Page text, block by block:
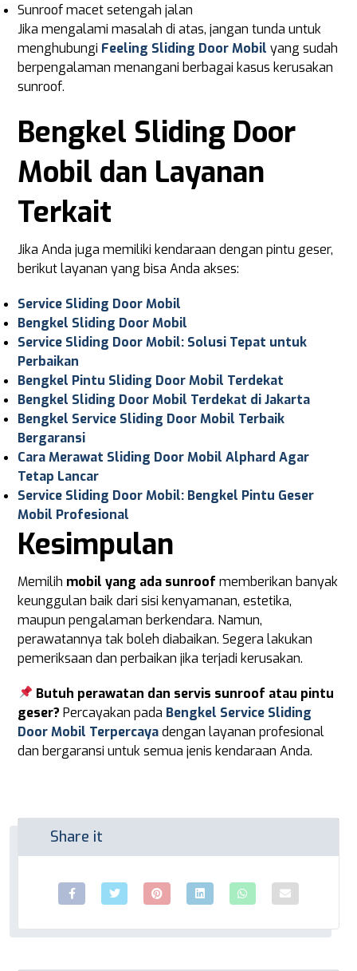
Sunroof macet setengah jalan
Jika mengalami masalah di atas, jangan tunda untuk
menghubungi Feeling Sliding Door Mobil yang sudah
berpengalaman menangani berbagai kasus kerusakan
sunroof.
Bengkel Sliding Door
Mobil dan Layanan
Terkait
Jika Anda juga memiliki kendaraan dengan pintu geser,
berikut layanan yang bisa Anda akses:
Service Sliding Door Mobil
Bengkel Sliding Door Mobil
Service Sliding Door Mobil: Solusi Tepat untuk
Perbaikan
Bengkel Pintu Sliding Door Mobil Terdekat
Bengkel Sliding Door Mobil Terdekat di Jakarta
Bengkel Service Sliding Door Mobil Terbaik
Bergaransi
Cara Merawat Sliding Door Mobil Alphard Agar
Tetap Lancar
Service Sliding Door Mobil: Bengkel Pintu Geser
Mobil Profesional
Kesimpulan
Memilih mobil yang ada sunroof memberikan banyak
keunggulan baik dari sisi kenyamanan, estetika,
maupun pengalaman berkendara. Namun,
perawatannya tak boleh diabaikan. Segera lakukan
pemeriksaan dan perbaikan jika terjadi kerusakan.
Butuh perawatan dan servis sunroof atau pintu
geser? Percayakan pada Bengkel Service Sliding
Door Mobil Terpercayadengan layanan profesional
dan bergaransi untuk semua jenis kendaraan Anda.